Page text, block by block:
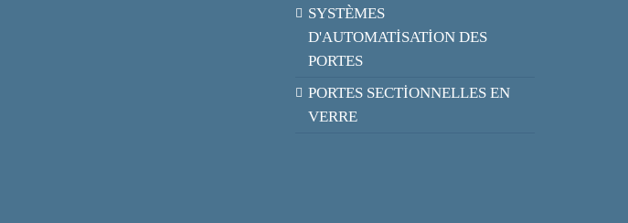
SYSTÈMES
D'AUTOMATİSATİON DES
PORTES
PORTES SECTİONNELLES EN
VERRE